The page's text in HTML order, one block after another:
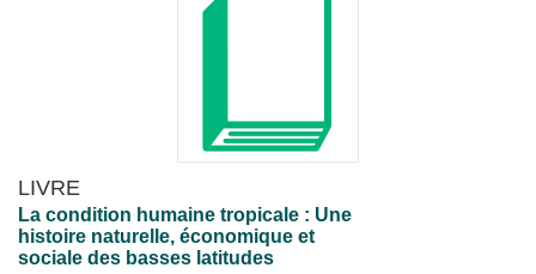
LIVRE
La condition humaine tropicale : Une
histoire naturelle, économique et
sociale des basses latitudes